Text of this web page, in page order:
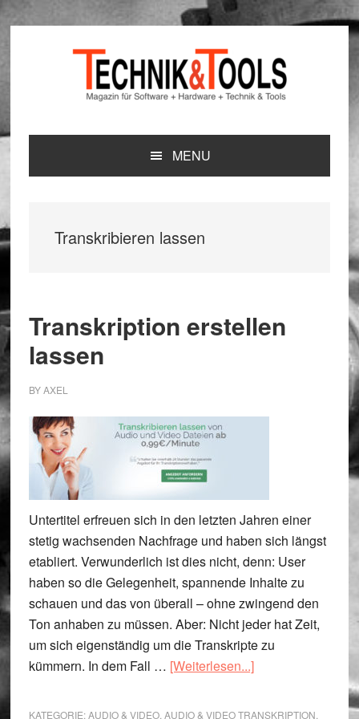
Zur
Hauptnavigation
Zum
Inhalt
Zur
Seitenspalte
MENU
Transkribieren lassen
Transkription erstellen
lassen
BYAXEL
Untertitel erfreuen sich in den letzten Jahren einer
stetig wachsenden Nachfrage und haben sich längst
etabliert. Verwunderlich ist dies nicht, denn: User
haben so die Gelegenheit, spannende Inhalte zu
schauen und das von überall – ohne zwingend den
Ton anhaben zu müssen. Aber: Nicht jeder hat Zeit,
um sich eigenständig um die Transkripte zu
kümmern. In dem Fall … [Weiterlesen...]ÜberTranskription
KATEGORIE:AUDIO & VIDEO, AUDIO & VIDEO TRANSKRIPTION